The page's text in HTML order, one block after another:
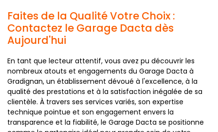
Faites de la Qualité Votre Choix :
Contactez le Garage Dacta dès
Aujourd'hui
En tant que lecteur attentif, vous avez pu découvrir les
nombreux atouts et engagements du Garage Dacta à
Gradignan, un établissement dévoué à l'excellence, à la
qualité des prestations et à la satisfaction inégalée de sa
clientèle. À travers ses services variés, son expertise
technique pointue et son engagement envers la
transparence et la fiabilité, le Garage Dacta se positionne